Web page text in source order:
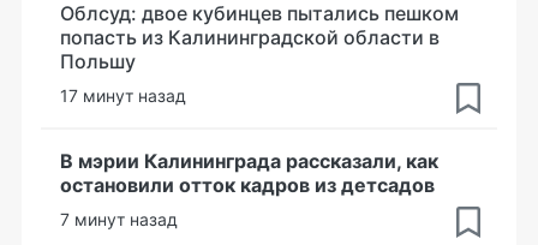
Облсуд: двое кубинцев пытались пешком
попасть из Калининградской области в
Польшу
17 минут назад
В мэрии Калининграда рассказали, как
остановили отток кадров из детсадов
7 минут назад